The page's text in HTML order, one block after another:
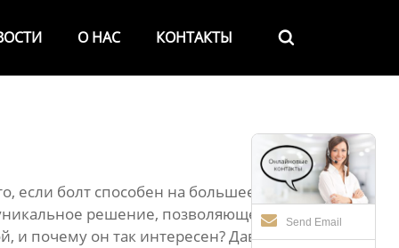
О НАС КОНТАКТЫ 
Send Email
если болт способен на большее, чем
решение, позволяющее
и почему он так интересен? Давайте